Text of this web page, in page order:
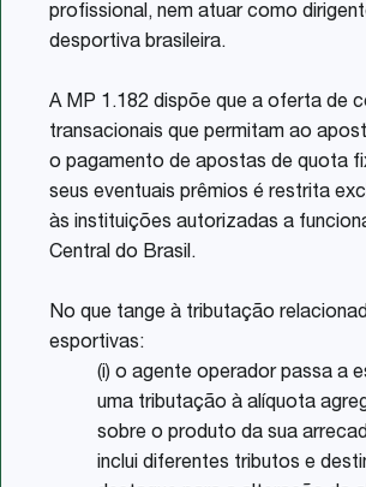
profissional, nem atuar como
desportiva brasileira.
A MP 1.182 dispõe que a oferta de
transacionais que permitam ao
o pagamento de apostas de quota
seus eventuais prêmios é restrita
às instituições autorizadas a
Central do Brasil.
No que tange à tributação
esportivas:
(i) o agente operador passa a
uma tributação à alíquota
sobre o produto da sua
inclui diferentes tributos e